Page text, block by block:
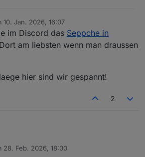
beim Stammtisch im Raum Rhein-Main-
10. Jan. 2026, 16:07
von
im Discord das Seppche in
am liebsten wenn man draussen
hier sind wir gespannt!
2
28. Feb. 2026, 18:00
von